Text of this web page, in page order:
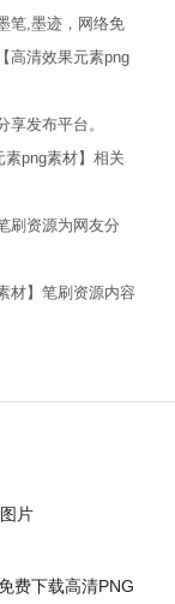
笔,墨迹，网络免
高清效果元素png
发布平台。
png素材】相关
刷资源为网友分
材】笔刷资源内容
片
费下载高清PNG